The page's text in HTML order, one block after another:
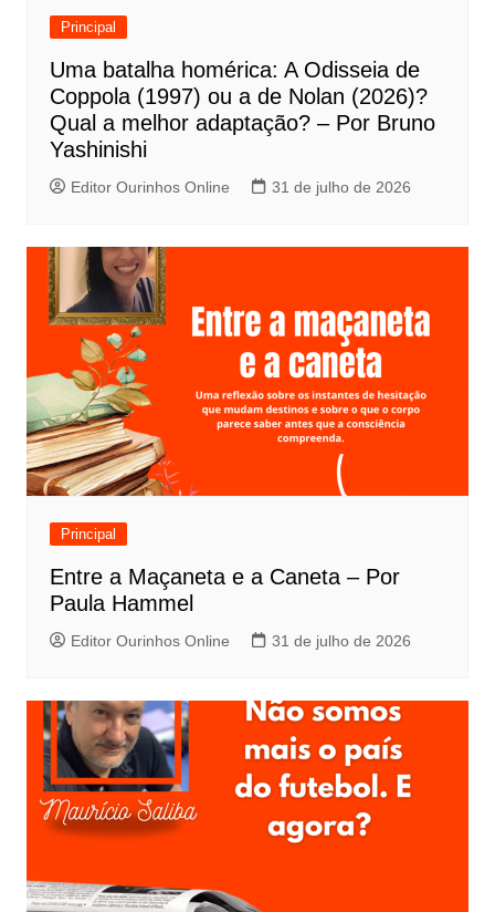
Principal
Uma batalha homérica: A Odisseia de
Coppola (1997) ou a de Nolan (2026)?
Qual a melhor adaptação? – Por Bruno
Yashinishi
Editor Ourinhos Online 31 de julho de 2026
Principal
Entre a Maçaneta e a Caneta – Por
Paula Hammel
Editor Ourinhos Online 31 de julho de 2026